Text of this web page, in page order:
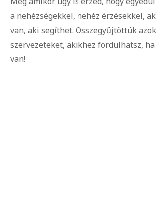
a nehézségekkel, nehéz érzésekkel,
van, aki segíthet. Összegyűjtöttük
szervezeteket, akikhez fordulhatsz, ha
van!